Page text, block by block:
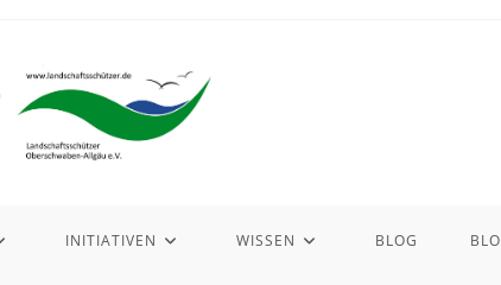
INITIATIVEN WISSEN BLOG